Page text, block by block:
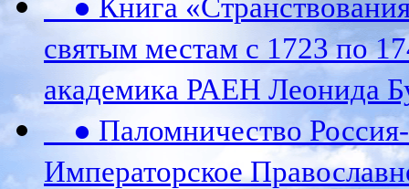
● Книга
святым местам с 1723 по
академика РАЕН Леонида
● Паломничество
Императорское